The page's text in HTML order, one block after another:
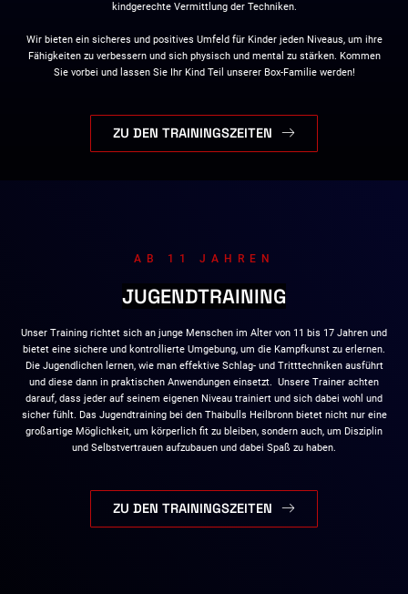
kindgerechte Vermittlung der Techniken.
Wir bieten ein sicheres und positives Umfeld für Kinder jeden Niveaus, um ihre
Fähigkeiten zu verbessern und sich physisch und mental zu stärken. Kommen
Sie vorbei und lassen Sie Ihr Kind Teil unserer Box-Familie werden!
ZU DEN TRAININGSZEITEN
AB 11 JAHREN
JUGENDTRAINING
Unser Training richtet sich an junge Menschen im Alter von 11 bis 17 Jahren und
bietet eine sichere und kontrollierte Umgebung, um die Kampfkunst zu erlernen.
Die Jugendlichen lernen, wie man effektive Schlag- und Tritttechniken ausführt
und diese dann in praktischen Anwendungen einsetzt. Unsere Trainer achten
darauf, dass jeder auf seinem eigenen Niveau trainiert und sich dabei wohl und
sicher fühlt. Das Jugendtraining bei den Thaibulls Heilbronn bietet nicht nur eine
großartige Möglichkeit, um körperlich fit zu bleiben, sondern auch, um Disziplin
und Selbstvertrauen aufzubauen und dabei Spaß zu haben.
ZU DEN TRAININGSZEITEN